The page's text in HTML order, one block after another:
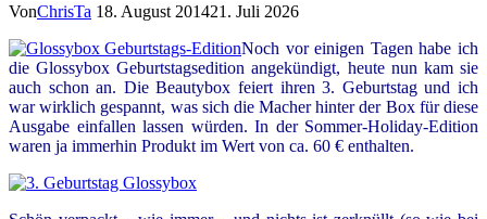
VonChrisTa 18. August 201421. Juli 2026
Noch vor einigen Tagen habe ich
die Glossybox Geburtstagsedition angekündigt, heute nun kam sie
auch schon an. Die Beautybox feiert ihren 3. Geburtstag und ich
war wirklich gespannt, was sich die Macher hinter der Box für diese
Ausgabe einfallen lassen würden. In der Sommer-Holiday-Edition
waren ja immerhin Produkt im Wert von ca. 60 € enthalten.